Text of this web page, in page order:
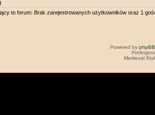
to forum: Brak zarejestrowanych użytkowników oraz 1
Powered by phpBB
Medieval